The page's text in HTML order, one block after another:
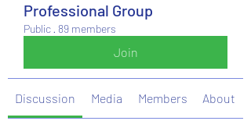
Professional Group
Public · 89 members
Join
Discussion Media Members About